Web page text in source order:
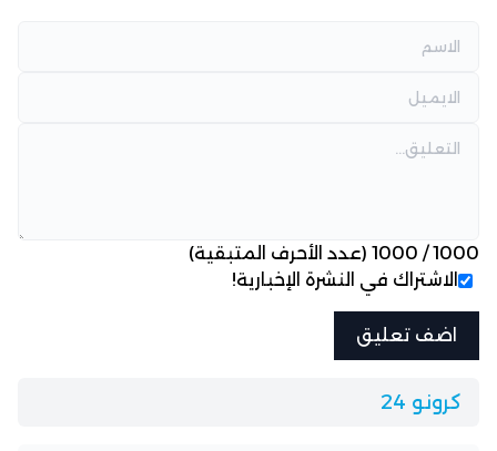
1000
/
1000 (عدد الأحرف المتبقية)
الاشتراك في النشرة الإخبارية!
كرونو 24